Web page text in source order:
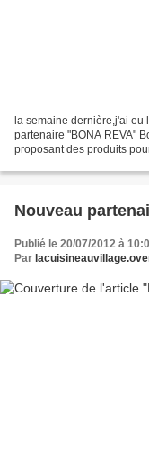
la semaine dernière,j'ai
partenaire "BONA REVA"
proposant des produits
Nouveau
Publié le 20/07/2012 à
Par